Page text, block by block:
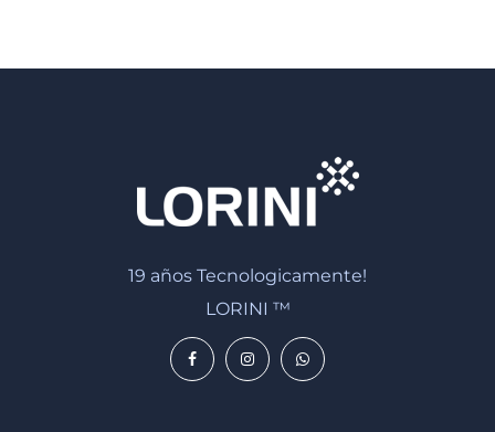
19 años Tecnologicamente!
LORINI ™